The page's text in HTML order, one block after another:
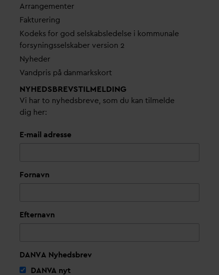
Arrangementer
Fakturering
Kodeks for god selskabsledelse i kommunale
forsyningsselskaber version 2
Nyheder
Vandpris på danmarkskort
NYHEDSBREVS­TILMELDING
Vi har to nyhedsbreve, som du kan tilmelde
dig her:
E-mail adresse
Fornavn
Efternavn
DANVA Nyhedsbrev
DANVA nyt